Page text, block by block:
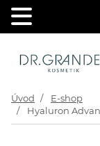
Úvod
E-shop
Hyaluron